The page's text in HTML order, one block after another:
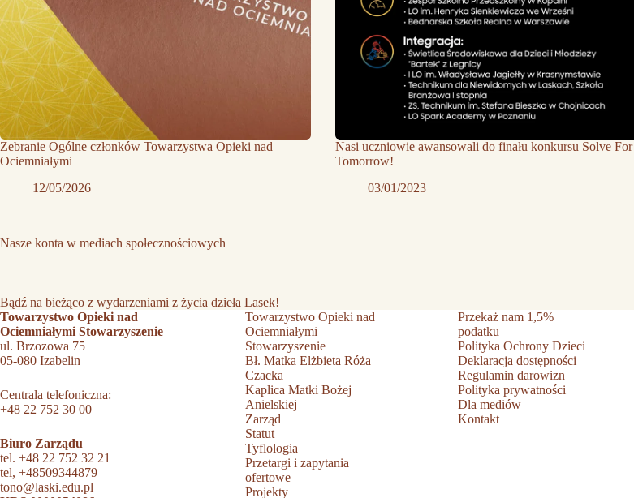
Zebranie Ogólne członków Towarzystwa Opieki nad
Ociemniałymi
12/05/2026
Nasi uczniowie awansowali do finału konkursu Solve For
Tomorrow!
03/01/2023
Nasze konta w mediach społecznościowych
Bądź na bieżąco z wydarzeniami z życia dzieła Lasek!
Towarzystwo Opieki nad
Ociemniałymi Stowarzyszenie
ul. Brzozowa 75
05-080 Izabelin
Centrala telefoniczna:
+48 22 752 30 00
Biuro Zarządu
tel. +48 22 752 32 21
tel, +48509344879
tono@laski.edu.pl
Towarzystwo Opieki nad
Ociemniałymi
Stowarzyszenie
Bł. Matka Elżbieta Róża
Czacka
Kaplica Matki Bożej
Anielskiej
Zarząd
Statut
Tyflologia
Przetargi i zapytania
ofertowe
Projekty
Przekaż nam 1,5%
podatku
Polityka Ochrony Dzieci
Deklaracja dostępności
Regulamin darowizn
Polityka prywatności
Dla mediów
Kontakt